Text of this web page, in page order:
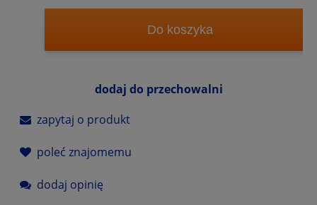
Do koszyka
dodaj do przechowalni
zapytaj o produkt
poleć znajomemu
dodaj opinię